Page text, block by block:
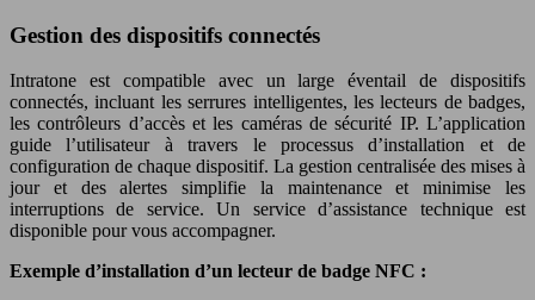
Gestion des dispositifs connectés
Intratone est compatible avec un large éventail de dispositifs
connectés, incluant les serrures intelligentes, les lecteurs de badges,
les contrôleurs d’accès et les caméras de sécurité IP. L’application
guide l’utilisateur à travers le processus d’installation et de
configuration de chaque dispositif. La gestion centralisée des mises à
jour et des alertes simplifie la maintenance et minimise les
interruptions de service. Un service d’assistance technique est
disponible pour vous accompagner.
Exemple d’installation d’un lecteur de badge NFC :